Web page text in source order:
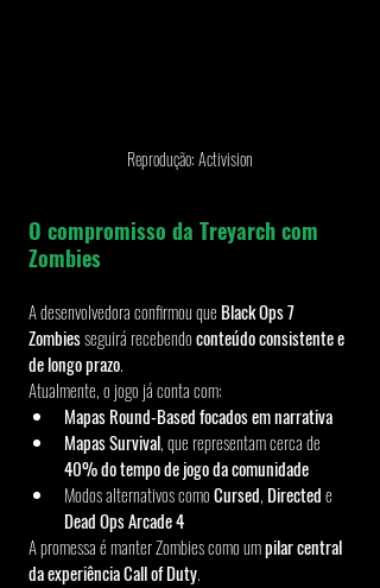
Reprodução: Activision
O compromisso da Treyarch com
Zombies
A desenvolvedora confirmou que Black Ops 7
Zombies seguirá recebendo conteúdo consistente e
de longo prazo.
Atualmente, o jogo já conta com:
Mapas Round-Based focados em narrativa
Mapas Survival, que representam cerca de
40% do tempo de jogo da comunidade
Modos alternativos como Cursed, Directed e
Dead Ops Arcade 4
A promessa é manter Zombies como um pilar central
da experiência Call of Duty.